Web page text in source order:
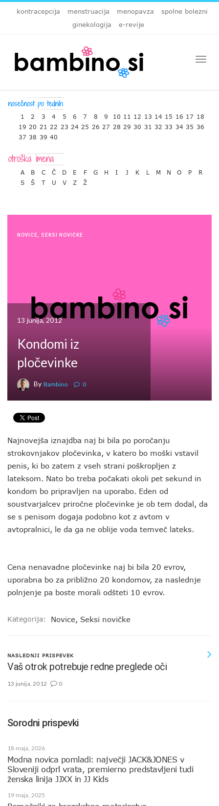
kontracepcija menstruacija menopavza
spolne bolezni
ginekologija
e-revije
1 2 3 4 5 6 7 8 9 10 11 12 13 14 15 16 17 18
19 20 21 22 23 24 25 26 27 28 29 30 31 32 33 34 35 36
37 38 39 40
A B C Č D E F G H I J K L M N O P
R
S
Š T U V Z Ž
NOVICE SEKSI NOVIČKE
13 junija, 2012
Kondomi iz
pločevinke
By Bambino 0
Najnovejša iznajdba naj bi bila po poročanju
strokovnjakov pločevinka, v katero bo moški vstavil
penis, ki bo zatem z vseh strani poškropljen z
lateksom. Nato bo treba počakati okoli pet sekund in
kondom bo pripravljen na uporabo. Eden od
soustvarjalcev priročne pločevinke je ob tem dodal, da
se s penisom dogaja podobno kot z avtom v
avtopralnici, le da ga ne oblije voda temveč lateks.
Cena nenavadne pločevinke naj bi bila 20 evrov,
uporabna bo za približno 20 kondomov, za naslednje
polnjenje pa boste morali odšteti 10 evrov.
Kategorija: Novice, Seksi novičke
NASLEDNJI PRISPEVEK
Vaš otrok potrebuje redne preglede oči
13 junija, 2012 0
Sorodni prispevki
18 maja, 2026
Modna novica pomladi: največji JACK&JONES v
Sloveniji odprl vrata, premierno predstavljeni tudi
ženska linija JJXX in JJ Kids
19 maja, 2025